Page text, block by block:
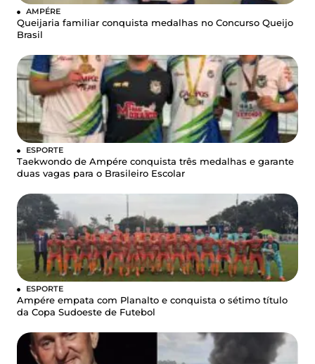
AMPÉRE
Queijaria familiar conquista medalhas no Concurso Queijo
Brasil
ESPORTE
Taekwondo de Ampére conquista três medalhas e garante
duas vagas para o Brasileiro Escolar
ESPORTE
Ampére empata com Planalto e conquista o sétimo título
da Copa Sudoeste de Futebol